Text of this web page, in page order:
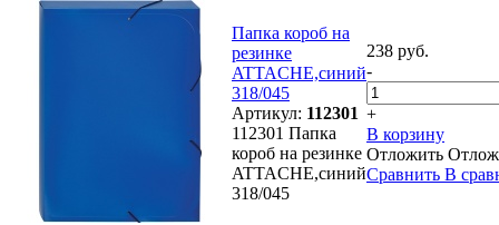
Папка короб на
резинке
ATTACHE,синий
318/045
Артикул: 112301
112301 Папка
короб на резинке
ATTACHE,синий
318/045
238 руб.
-
+
В корзину
Отложить
Сравнить В